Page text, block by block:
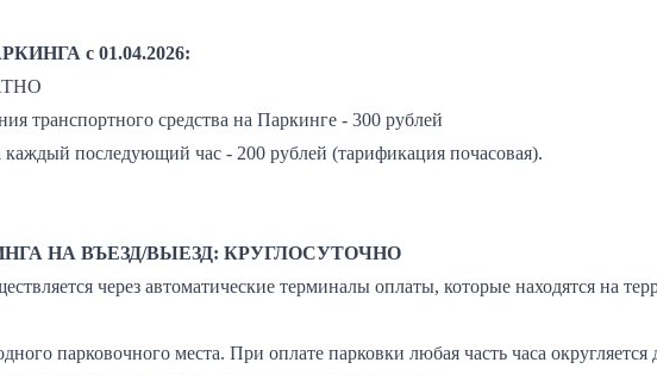
с 01.04.2026:
транспортного средства на Паркинге - 300 рублей
каждый последующий час - 200 рублей (тарификация почасовая).
НА ВЪЕЗД/ВЫЕЗД: КРУГЛОСУТОЧНО
через автоматические терминалы оплаты, которые находятся на
парковочного места. При оплате парковки любая часть часа округляется